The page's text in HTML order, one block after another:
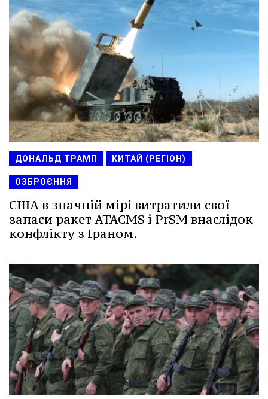
ДОНАЛЬД ТРАМП КИТАЙ (РЕГІОН)
ОЗБРОЄННЯ
США в значній мірі витратили свої
запаси ракет ATACMS і PrSM внаслідок
конфлікту з Іраном.